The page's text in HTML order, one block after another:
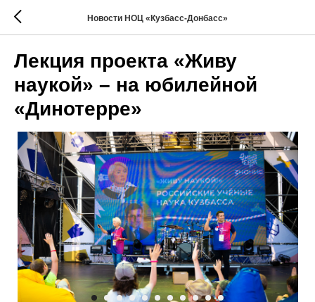
Новости НОЦ «Кузбасс-Донбасс»
Лекция проекта «Живу
наукой» – на юбилейной
«Динотерре»